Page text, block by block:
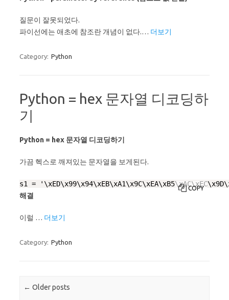
질문이 잘못되었다.
파이선에는 애초에 참조란 개념이 없다.… 더보기
Category: Python
Python = hex 문자열 디코딩하
기
Python = hex 문자열 디코딩하기
가끔 헥스로 깨져있는 문자열을 보게된다.
s1 =
COPY
해결
이럴 … 더보기
Category: Python
Post navigation
← Older posts